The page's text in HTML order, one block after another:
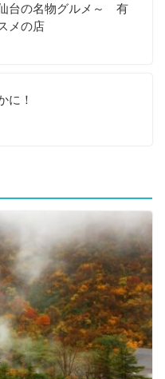
台の名物グルメ～ 有
メの店
に！